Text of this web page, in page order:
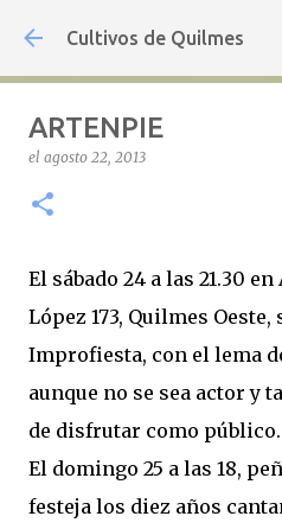
Ir al
Cultivos de Quilmes
ARTENPIE
el agosto 22, 2013
El sábado 24 a las 21.30
López 173, Quilmes Oeste,
Improfiesta, con el lema
aunque no se sea actor y
de disfrutar como público.
El domingo 25 a las 18,
festeja los diez años